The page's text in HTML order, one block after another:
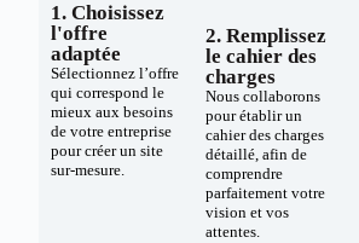
1. Choisissez
l'offre
adaptée
Sélectionnez l’offre
qui correspond le
mieux aux besoins
de votre entreprise
pour créer un site
sur-mesure.
2. Remplissez
le cahier des
charges
Nous collaborons
pour établir un
cahier des charges
détaillé, afin de
comprendre
parfaitement votre
vision et vos
attentes.